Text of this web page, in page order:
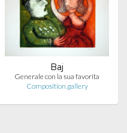
Baj
Generale con la sua favorita
Composition.gallery